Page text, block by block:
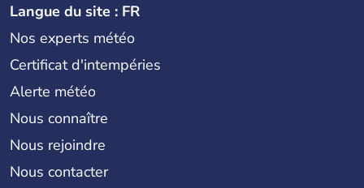
Langue du site : FR
Nos experts météo
Certificat d'intempéries
Alerte météo
Nous connaître
Nous rejoindre
Nous contacter